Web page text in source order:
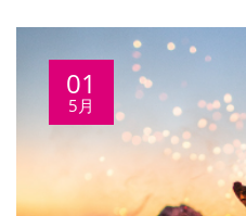
01
5月